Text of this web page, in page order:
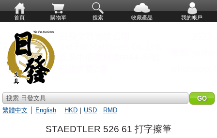
首頁 購物單 搜索 收藏產品 我的帳戶
搜索 日發文具
繁體中文
English HKD ｜ USD ｜ RMD
STAEDTLER 526 61 打字擦筆